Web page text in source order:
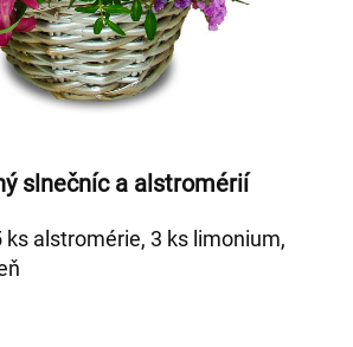
slnečníc a alstromérií
ks alstromérie, 3 ks limonium,